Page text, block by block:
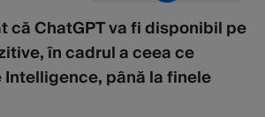
că ChatGPT va fi disponibil pe
în cadrul a ceea ce
până la finele